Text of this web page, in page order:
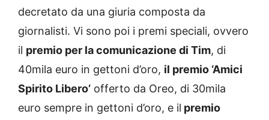
decretato da una giuria composta da
giornalisti. Vi sono poi i premi speciali, ovvero
il premio per la comunicazione di Tim, di
40mila euro in gettoni d’oro, il premio ‘Amici
Spirito Libero’ offerto da Oreo, di 30mila
euro sempre in gettoni d’oro, e il premio